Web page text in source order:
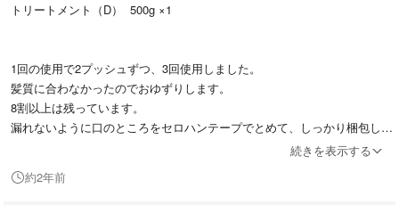
トリートメント（D） 500g ×1
1回の使用で2プッシュずつ、3回使用しました。
髪質に合わなかったのでおゆずりします。
8割以上は残っています。
漏れないように口のところをセロハンテープでとめて、しっかり梱包して
続きを表示する
約2年前